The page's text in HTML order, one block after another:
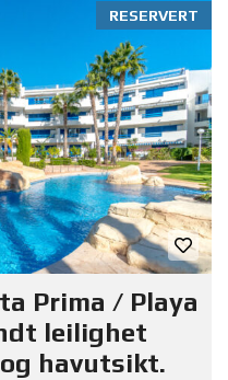
RESERVERT
Prima / Playa
leilighet
havutsikt.